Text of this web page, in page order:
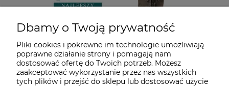
Dbamy o Twoją prywatność
Pliki cookies i pokrewne im technologie umożliwiają
poprawne działanie strony i pomagają nam
dostosować ofertę do Twoich potrzeb. Możesz
zaakceptować wykorzystanie przez nas wszystkich
tych plików i przejść do sklepu lub dostosować użycie